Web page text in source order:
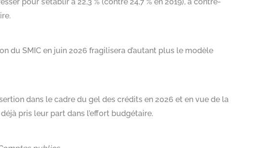
du SMIC en juin 2026 fragilisera d’autant plus le modèle
dans le cadre du gel des crédits en 2026 et en vue de la
pris leur part dans l’effort budgétaire.